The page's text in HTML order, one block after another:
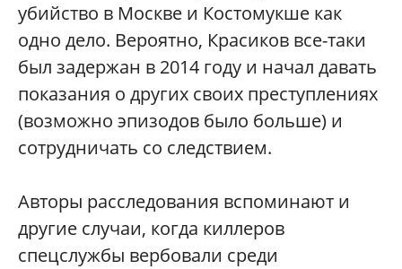
убийство в Москве и Костомукше как
одно дело. Вероятно, Красиков все-таки
был задержан в 2014 году и начал давать
показания о других своих преступлениях
(возможно эпизодов было больше) и
сотрудничать со следствием.
Авторы расследования вспоминают и
другие случаи, когда киллеров
спецслужбы вербовали среди